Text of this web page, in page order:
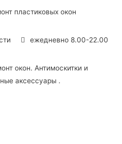
ежедневно 8.00-22.00
окон. Антимоскитки и
аксессуары .